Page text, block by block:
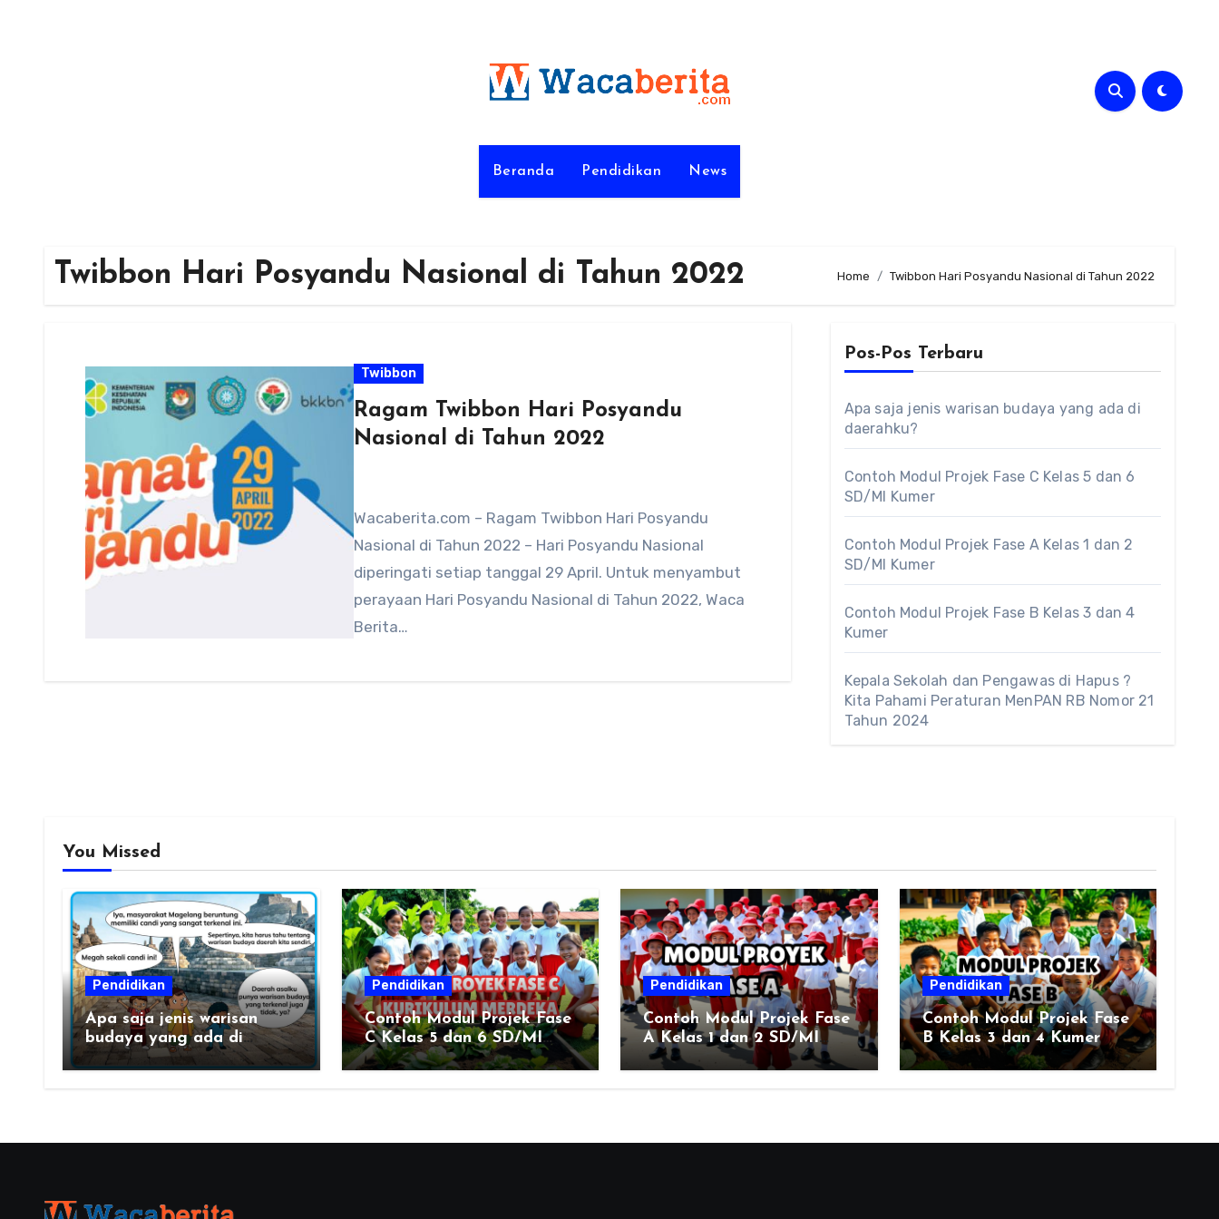
Beranda Pendidikan News
Twibbon Hari Posyandu Nasional di Tahun 2022 Home Twibbon Hari Posyandu Nasional di Tahun 2022
Twibbon
Ragam Twibbon Hari Posyandu
Nasional di Tahun 2022
Wacaberita.com – Ragam Twibbon Hari Posyandu
Nasional di Tahun 2022 – Hari Posyandu Nasional
diperingati setiap tanggal 29 April. Untuk menyambut
perayaan Hari Posyandu Nasional di Tahun 2022, Waca
Berita…
Pos-Pos Terbaru
Apa saja jenis warisan budaya yang ada di
daerahku?
Contoh Modul Projek Fase C Kelas 5 dan 6
SD/MI Kumer
Contoh Modul Projek Fase A Kelas 1 dan 2
SD/MI Kumer
Contoh Modul Projek Fase B Kelas 3 dan 4
Kumer
Kepala Sekolah dan Pengawas di Hapus ?
Kita Pahami Peraturan MenPAN RB Nomor 21
Tahun 2024
You Missed
Pendidikan
Apa saja jenis warisan
budaya yang ada di
daerahku?
Pendidikan
Contoh Modul Projek Fase
C Kelas 5 dan 6 SD/MI
Kumer
Pendidikan
Contoh Modul Projek Fase
A Kelas 1 dan 2 SD/MI
Kumer
Pendidikan
Contoh Modul Projek Fase
B Kelas 3 dan 4 Kumer